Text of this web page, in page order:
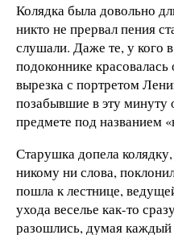
Колядка была довольно
никто не прервал пения
слушали. Даже те, у кого
подоконнике красовалась
вырезка с портретом
позабывшие в эту минуту
предмете под названием
Старушка допела
никому ни слова,
пошла к лестнице,
ухода веселье как-то
разошлись, думая